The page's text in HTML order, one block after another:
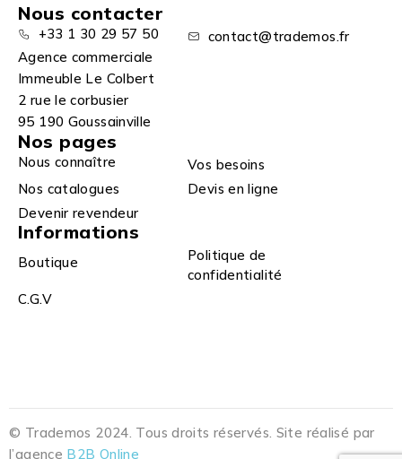
Nous contacter
+33 1 30 29 57 50
contact@trademos.fr
Agence commerciale
Immeuble Le Colbert
2 rue le corbusier
95 190 Goussainville
Nos pages
Nous connaître
Vos besoins
Nos catalogues
Devis en ligne
Devenir revendeur
Informations
Boutique
Politique de
confidentialité
C.G.V
© Trademos 2024. Tous droits réservés. Site réalisé par
l’agence B2B Online